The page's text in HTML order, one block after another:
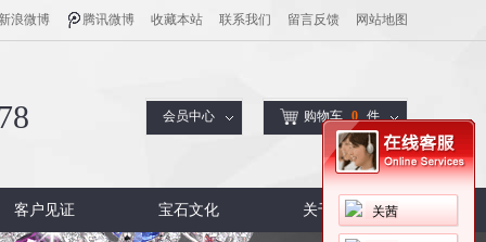
关茜
网站地图
留言反馈
联系我们
收藏本站
腾讯微博
浪微博
购物车 0 件
会员中心
客户见证 宝石文化 关于尼菲